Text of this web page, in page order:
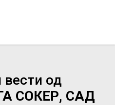
вести од
СОКЕР, САД